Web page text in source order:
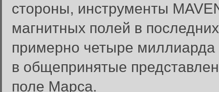
стороны, инструменты
магнитных полей в
примерно четыре миллиарда
в общепринятые
поле Марса.